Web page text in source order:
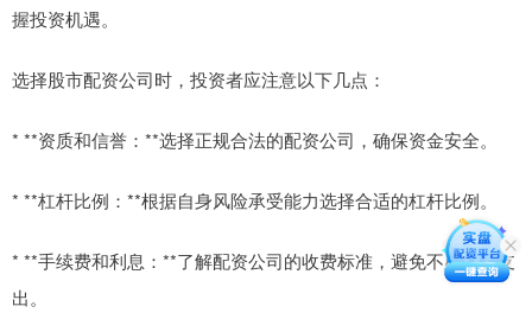
握投资机遇。
选择股市配资公司时，投资者应注意以下几点：
* **资质和信誉：**选择正规合法的配资公司，确保资金安全。
* **杠杆比例：**根据自身风险承受能力选择合适的杠杆比例。
* **手续费和利息：**了解配资公司的收费标准，避免不必要的支
出。